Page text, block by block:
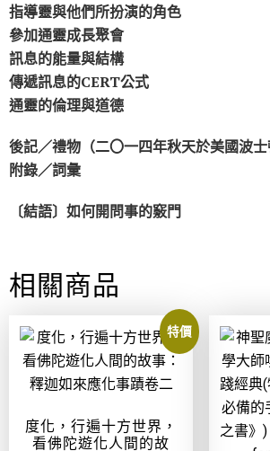
指導靈與他們所扮演的角色
參加通靈成長聚會
訊息的能量與結構
傳遞訊息的CERT公式
通靈的倫理與道德
後記／禮物（二〇一四年秋天於美國波士
附錄／詞彙
〔結語〕如何開問事的竅門
相關商品
特價
度化，行遍十方世界，
看佛陀遊化人間的故